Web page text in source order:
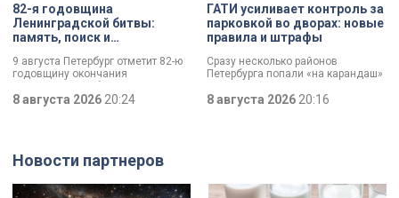
82-я годовщина
Ленинградской битвы:
память, поиск и
9 августа Петербург отметит 82-ю
годовщину окончания
Ленинградской битвы. Это День
воинской славы, который был
официально установлен в апреле
8 августа 2026 20:24
ГАТИ усиливает контроль за
парковкой во дворах: новые
правила и штрафы
Сразу несколько районов
Петербурга попали «на карандаш»
парковкой во дворах. За два
летних месяца только по
8 августа 2026 20:16
Новости партнеров